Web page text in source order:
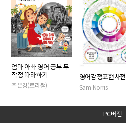
엄마 아빠 영어 공부 무
작정 따라하기
주은경(로라쌤)
영어감정표현사전
Sam Norris
PC버전